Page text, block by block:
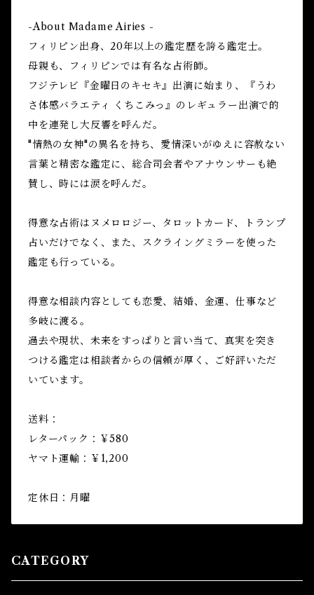
-About Madame Airies -
フィリピン出身、20年以上の鑑定歴を誇る鑑定士。
母親も、フィリピンでは有名な占術師。
フジテレビ『金曜日のキセキ』出演に始まり、『うわ
さ体感バラエティ くちこみっ』のレギュラー出演で的
中を連発し大反響を呼んだ。
"情熱の女神"の異名を持ち、愛情深いがゆえに容赦ない
言葉と精密な鑑定に、総合司会者やアナウンサーも絶
賛し、時には涙を呼んだ。
得意な占術はヌメロロジー、タロットカード、トランプ
占いだけでなく、また、スクライングミラーを使った
鑑定も行っている。
得意な相談内容としても恋愛、結婚、金運、仕事など
多岐に渡る。
過去や現状、未来をすっぱりと言い当て、真実を突き
つける鑑定は相談者からの信頼が厚く、ご好評いただ
いています。
送料：
レターパック：￥580
ヤマト運輸：￥1,200
定休日：月曜
CATEGORY